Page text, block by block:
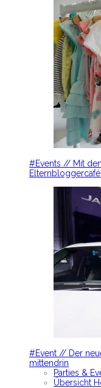
#Events // Mit
#Event // Der
mittendrin
Parties &
Übersicht